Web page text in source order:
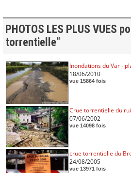
PHOTOS LES PLUS VUES
torrentielle"
Inondations du Var -
18/06/2010
vue 15864 fois
Crue torrentielle du
07/06/2002
vue 14098 fois
crue torrentielle du
24/08/2005
vue 13971 fois